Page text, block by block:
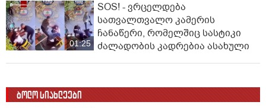
01:25
SOS! - ვრცელდება
სათვალთვალო კამერის
ჩანაწერი, რომელშიც სასტიკი
ძალადობის კადრებია ასახული
ბოლო სიახლეები